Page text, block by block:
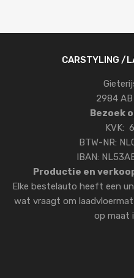
CARSTYLING /
2984
Bezoek
KVK:
BTW-NR:
IBAN:
Productie en
Elke bestelauto heeft een
wat vraagt om
op maat